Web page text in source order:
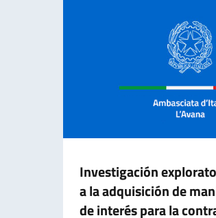
Investigación
a la adquisición de
de interés para la